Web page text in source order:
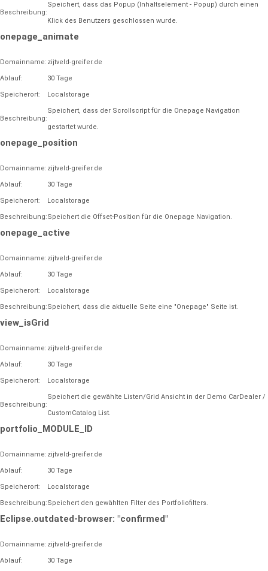
Beschreibung:
Speichert, dass das Popup (Inhaltselement - Popup) durch einen
Klick des Benutzers geschlossen wurde.
onepage_animate
Domainname: zijtveld-greifer.de
Ablauf: 30 Tage
Speicherort: Localstorage
Beschreibung:
Speichert, dass der Scrollscript für die Onepage Navigation
gestartet wurde.
onepage_position
Domainname: zijtveld-greifer.de
Ablauf: 30 Tage
Speicherort: Localstorage
Beschreibung:Speichert die Offset-Position für die Onepage Navigation.
onepage_active
Domainname: zijtveld-greifer.de
Ablauf: 30 Tage
Speicherort: Localstorage
Beschreibung:Speichert, dass die aktuelle Seite eine "Onepage" Seite ist.
view_isGrid
Domainname: zijtveld-greifer.de
Ablauf: 30 Tage
Speicherort: Localstorage
Beschreibung:
Speichert die gewählte Listen/Grid Ansicht in der Demo CarDealer /
CustomCatalog List.
portfolio_MODULE_ID
Domainname: zijtveld-greifer.de
Ablauf: 30 Tage
Speicherort: Localstorage
Beschreibung:Speichert den gewählten Filter des Portfoliofilters.
Eclipse.outdated-browser: "confirmed"
Domainname: zijtveld-greifer.de
Ablauf: 30 Tage